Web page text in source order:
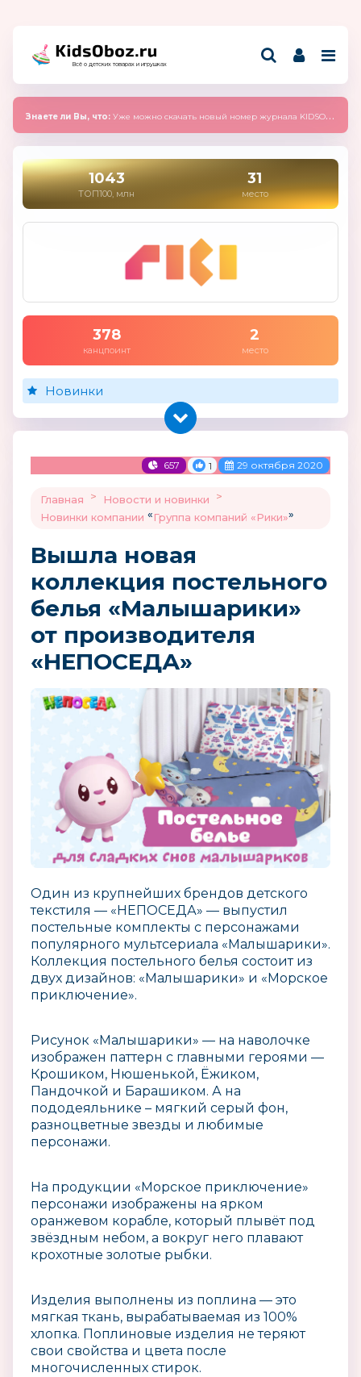
Всё о детских товарах и игрушках
Знаете ли Вы, что: Уже можно скачать новый номер журнала KIDSOBOZ 2025 (сентябрь)
1043
ТОП100, млн
31
место
378
канцпоинт
2
место
Новинки
657 1 29 октября 2020
Главная > Новости и новинки
>
Новинки компании «Группа компаний «Рики»»
Вышла новая
коллекция постельного
белья «Малышарики»
от производителя
«НЕПОСЕДА»
Один из крупнейших брендов детского
текстиля — «НЕПОСЕДА» — выпустил
постельные комплекты с персонажами
популярного мультсериала «Малышарики».
Коллекция постельного белья состоит из
двух дизайнов: «Малышарики» и «Морское
приключение».
Рисунок «Малышарики» — на наволочке
изображен паттерн с главными героями —
Крошиком, Нюшенькой, Ёжиком,
Пандочкой и Барашиком. А на
пододеяльнике – мягкий серый фон,
разноцветные звезды и любимые
персонажи.
На продукции «Морское приключение»
персонажи изображены на ярком
оранжевом корабле, который плывёт под
звёздным небом, а вокруг него плавают
крохотные золотые рыбки.
Изделия выполнены из поплина — это
мягкая ткань, вырабатываемая из 100%
хлопка. Поплиновые изделия не теряют
свои свойства и цвета после
многочисленных стирок.